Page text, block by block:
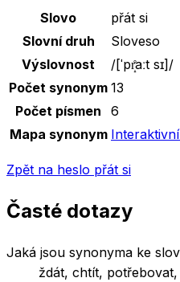
Základní údaje o slověpřát si
Slovo
přát si
Slovní druh
Sloveso
Výslovnost
/[ˈpr̝̊aːt sɪ] /
Počet synonym 13
Počet písmen
6
Mapa synonym
Zpět na heslo přát si
Časté dotazy
Jaká jsou synonyma ke
ždát, chtít,